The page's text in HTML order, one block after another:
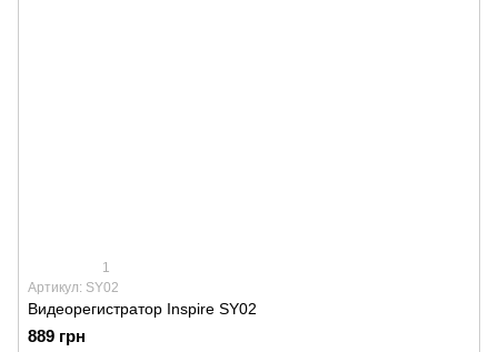
1
Артикул: SY02
Видеорегистратор Inspire SY02
889 грн